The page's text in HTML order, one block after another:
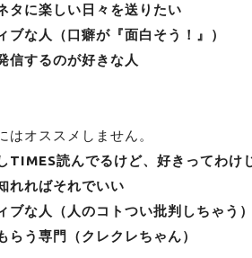
タに楽しい日々を送りたい
ブな人（口癖が『面白そう！』）
信するのが好きな人
はオススメしません。
TIMES読んでるけど、好きってわけ
れればそれでいい
ブな人（人のコトつい批判しちゃう）
らう専門（クレクレちゃん）